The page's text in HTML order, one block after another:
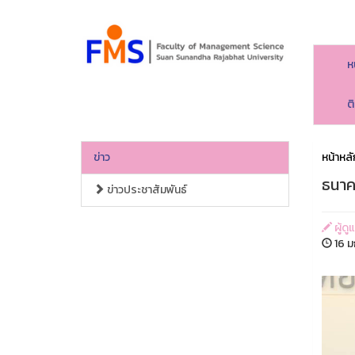
ข่าว
ข่าวประชาสัมพันธ์
หน้าห
ธนา
ผู้ดูแ
16 ม